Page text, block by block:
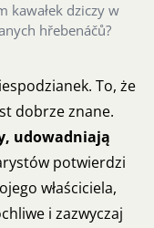
kawałek dziczy w
hřebenáčů?
To, że
dobrze znane.
udowadniają
potwierdzi
właściciela,
i zazwyczaj